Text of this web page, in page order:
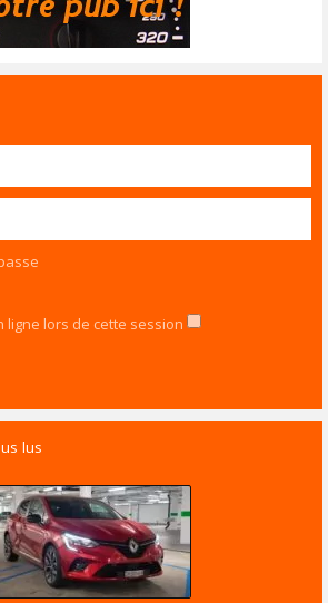
lors de cette session
lus